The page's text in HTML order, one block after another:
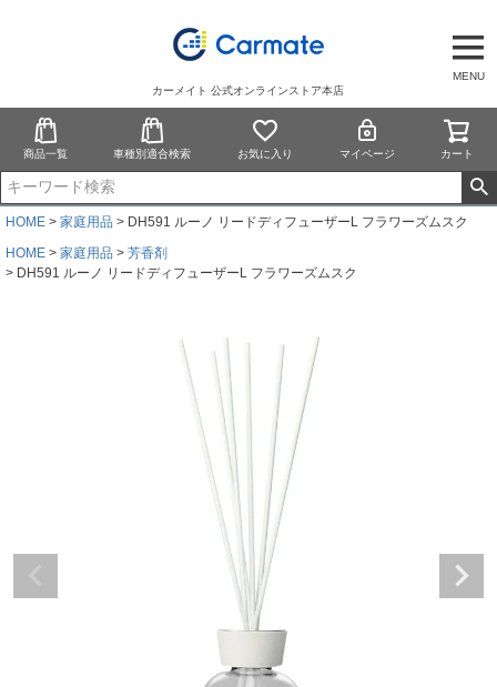
MENU
カーメイト 公式オンラインストア本店
商品一覧 車種別適合検索 お気に入り マイページ カート
HOME 家庭用品
DH591 ルーノ リードディフューザーL フラワーズムスク
HOME
家庭用品
芳香剤
DH591 ルーノ リードディフューザーL フラワーズムスク